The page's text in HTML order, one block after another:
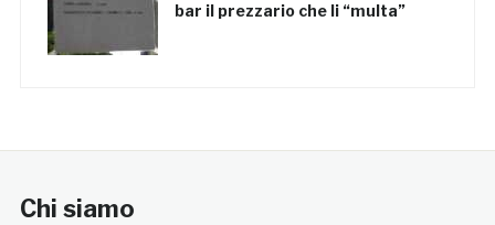
bar il prezzario che li “multa”
Chi siamo